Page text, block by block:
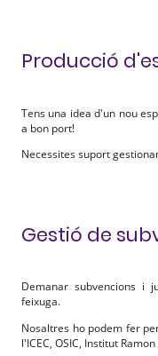
Producció
Tens una idea d'un nou
a bon port!
Necessites suport
Gestió de
Demanar subvencions i
feixuga.
Nosaltres ho podem fer
l'ICEC, OSIC, Institut